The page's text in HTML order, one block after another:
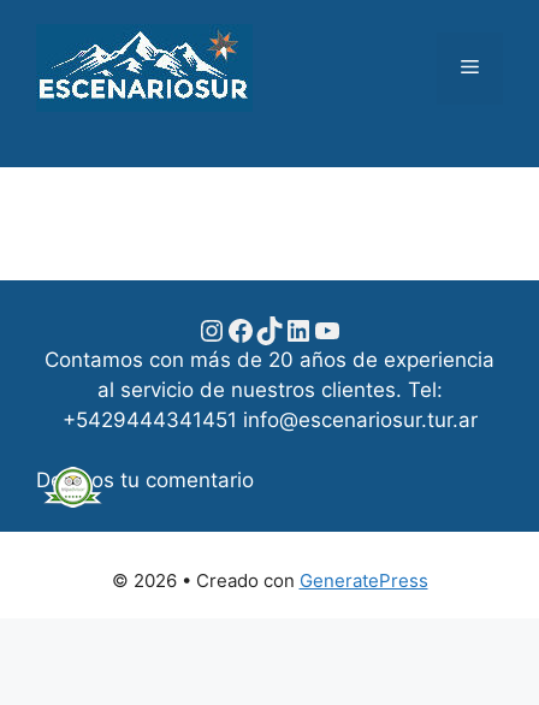
contenido
Menú
Instagram
Facebook
TikTok
LinkedIn
YouTube
Contamos con más de 20 años de experiencia
al servicio de nuestros clientes. Tel:
+5429444341451 info@escenariosur.tur.ar
Dejanos tu comentario
© 2026 • Creado con GeneratePress